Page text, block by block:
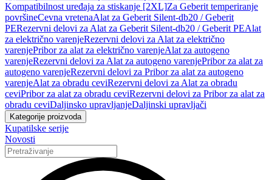
Kompatibilnost uređaja za stiskanje [2XL]Za Geberit temperiranje
površineCevna vretenaAlat za Geberit Silent-db20 / Geberit
PERezervni delovi za Alat za Geberit Silent-db20 / Geberit PEAlat
za električno varenjeRezervni delovi za Alat za električno
varenjePribor za alat za električno varenjeAlat za autogeno
varenjeRezervni delovi za Alat za autogeno varenjePribor za alat za
autogeno varenjeRezervni delovi za Pribor za alat za autogeno
varenjeAlat za obradu ceviRezervni delovi za Alat za obradu
ceviPribor za alat za obradu ceviRezervni delovi za Pribor za alat za
obradu ceviDaljinsko upravljanjeDaljinski upravljači
Kategorije proizvoda
Kupatilske serije
Novosti